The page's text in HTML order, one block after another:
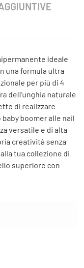
ideale
una formula ultra
per più di 4
dell’unghia naturale
di realizzare
baby boomer alle nail
versatile e di alta
creatività senza
tua collezione di
superiore con